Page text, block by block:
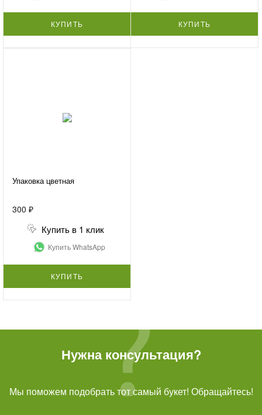
КУПИТЬ КУПИТЬ
Упаковка цветная
300 ₽
Купить в 1 клик
Купить WhatsApp
КУПИТЬ
Нужна консультация?
Мы поможем подобрать тот самый букет! Обращайтесь!